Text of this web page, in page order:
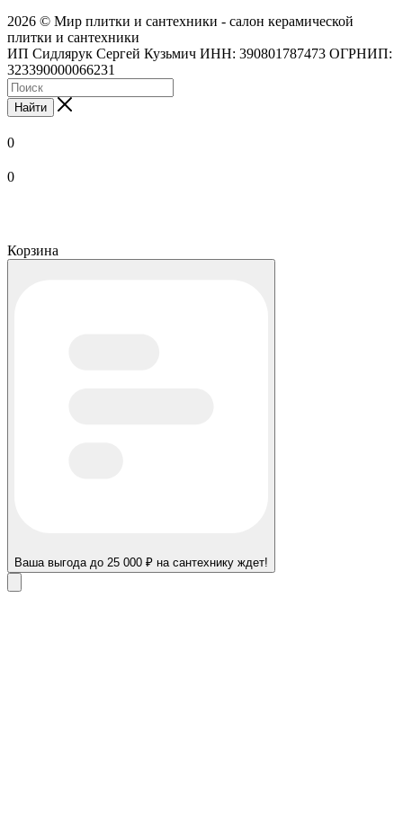
2026 © Мир плитки и сантехники - салон керамической
плитки и сантехники
ИП Сидлярук Сергей Кузьмич ИНН: 390801787473 ОГРНИП:
323390000066231
Найти
0
0
Корзина
Ваша выгода до 25 000 ₽ на сантехнику ждет!